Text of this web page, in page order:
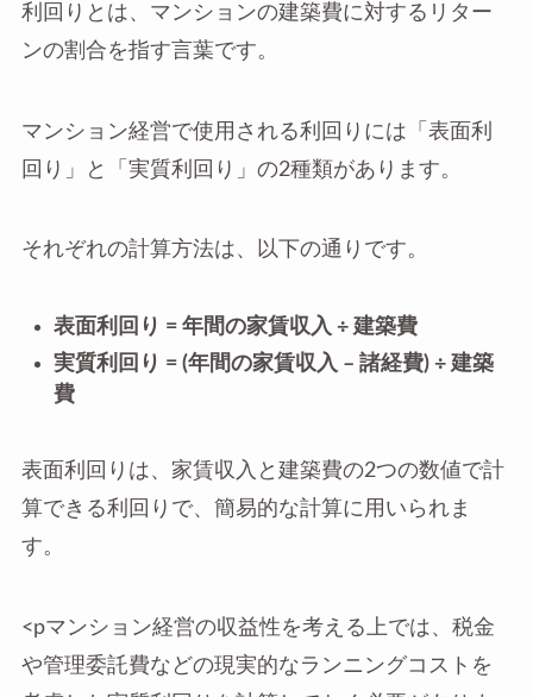
利回りとは、マンションの建築費に対するリター
ンの割合を指す言葉です。
マンション経営で使用される利回りには「表面利
回り」と「実質利回り」の2種類があります。
それぞれの計算方法は、以下の通りです。
表面利回り = 年間の家賃収入 ÷ 建築費
実質利回り = (年間の家賃収入 – 諸経費) ÷ 建築
費
表面利回りは、家賃収入と建築費の2つの数値で計
算できる利回りで、簡易的な計算に用いられま
す。
<pマンション経営の収益性を考える上では、税金
や管理委託費などの現実的なランニングコストを